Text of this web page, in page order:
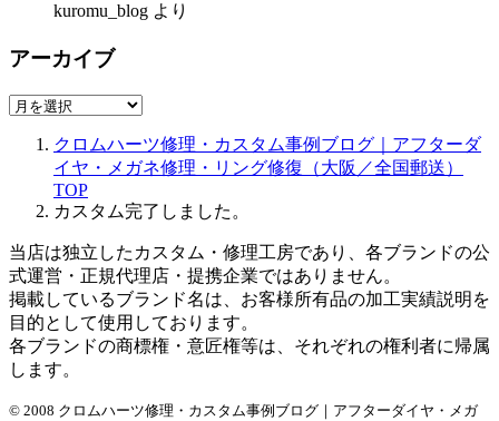
kuromu_blog より
アーカイブ
ア
クロムハーツ修理・カスタム事例ブログ｜アフターダ
イヤ・メガネ修理・リング修復（大阪／全国郵送）
TOP
カスタム完了しました。
当店は独立したカスタム・修理工房であり、各ブランドの公
式運営・正規代理店・提携企業ではありません。
掲載しているブランド名は、お客様所有品の加工実績説明を
目的として使用しております。
各ブランドの商標権・意匠権等は、それぞれの権利者に帰属
します。
© 2008 クロムハーツ修理・カスタム事例ブログ｜アフターダイヤ・メガ